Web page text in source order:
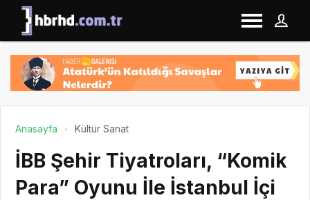
Anasayfa Kültür Sanat
İBB Şehir Tiyatroları, “Komik
Para” Oyunu İle İstanbul İçi